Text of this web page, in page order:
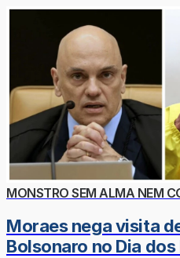
MONSTRO SEM ALMA NEM
Moraes nega visita
Bolsonaro no Dia dos